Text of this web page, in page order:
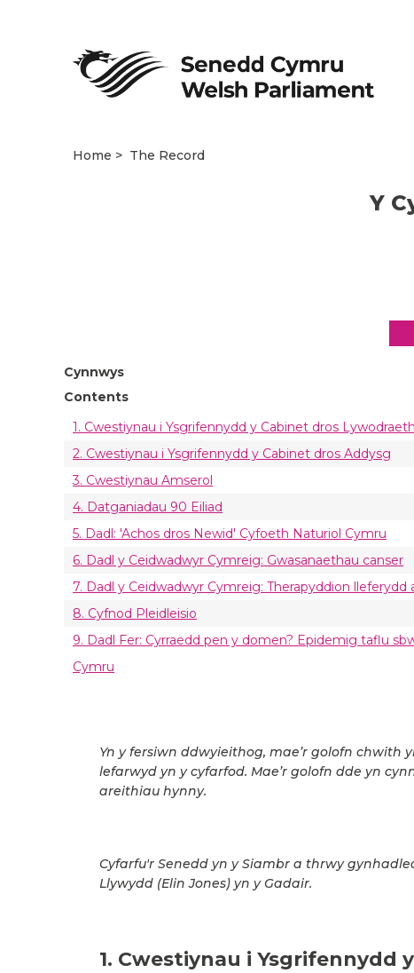
Home The Record
Y
Cynnwys
Contents
1. Cwestiynau i Ysgrifennydd y Cabinet dros
2. Cwestiynau i Ysgrifennydd y Cabinet dros Addysg
3. Cwestiynau Amserol
4. Datganiadau 90 Eiliad
5. Dadl: 'Achos dros Newid' Cyfoeth Naturiol Cymru
6. Dadl y Ceidwadwyr Cymreig: Gwasanaethau canser
7. Dadl y Ceidwadwyr Cymreig: Therapyddion lleferydd
8. Cyfnod Pleidleisio
9. Dadl Fer: Cyrraedd pen y domen? Epidemig taflu
Cymru
Yn y fersiwn ddwyieithog, mae’r golofn chwith
lefarwyd yn y cyfarfod. Mae’r golofn dde yn
areithiau hynny.
Cyfarfu'r Senedd yn y Siambr a thrwy
Llywydd (Elin Jones) yn y Gadair.
1. Cwestiynau i Ysgrifennydd